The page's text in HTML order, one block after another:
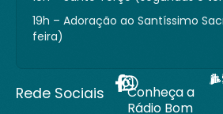
19h – Adoração ao Santíssimo
feira)
Rede Sociais
Conheça a
Rádio Bom